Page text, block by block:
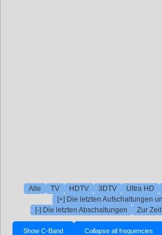
Alle TV HDTV 3DTV Ultra HD
[+] Die letzten Aufschaltungen
[-] Die letzten Abschaltungen
Zur